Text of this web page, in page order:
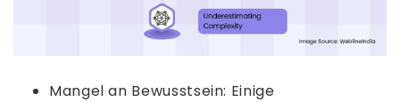
Mangel an Bewusstsein: Einige